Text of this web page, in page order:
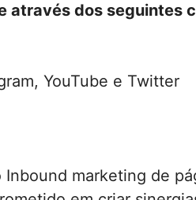
através dos seguintes
YouTube e Twitter
marketing de